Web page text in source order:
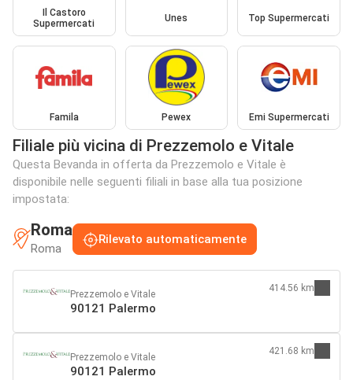
Il Castoro
Supermercati
Unes Top Supermercati
Famila Pewex Emi Supermercati
Filiale più vicina di Prezzemolo e Vitale
Questa Bevanda in offerta da Prezzemolo e Vitale è
disponibile nelle seguenti filiali in base alla tua posizione
impostata:
Roma
Roma
Rilevato automaticamente
Prezzemolo e Vitale
90121 Palermo
414.56 km
Prezzemolo e Vitale
90121 Palermo
421.68 km